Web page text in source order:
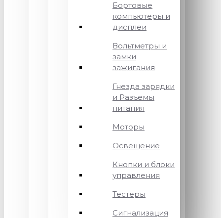
Бортовые
компьютеры и
дисплеи
Вольтметры и
замки
зажигания
Гнезда зарядки
и Разъемы
питания
Моторы
Освещение
Кнопки и блоки
управления
Тестеры
Сигнализация